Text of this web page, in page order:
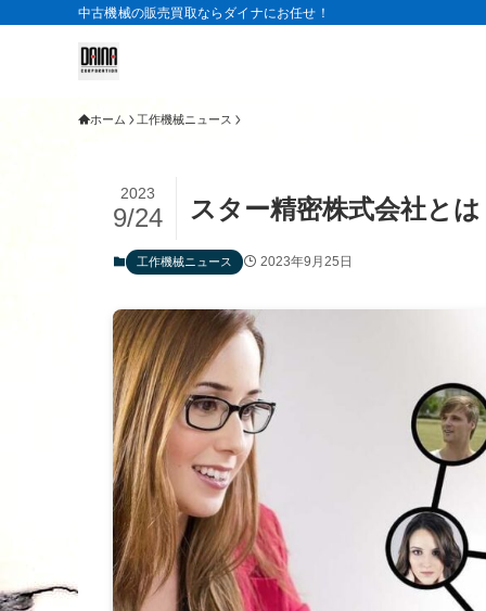
中古機械の販売買取ならダイナにお任せ！
ホーム 工作機械ニュース
スター精密株式会社と
2023
9/24
工作機械ニュース 2023年9月25日